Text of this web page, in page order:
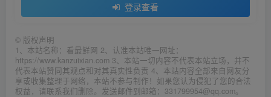
登录查看
© 版权声明
1、本站名称：看最鲜网 2、认准本站唯一网址：
https://www.kanzuixian.com 3、本站一切内容不代表本站立场，并不
代表本站赞同其观点和对其真实性负责 4、本站内容全部来自网友分
享或收集整理于网络，本站不参与制作！如果您认为侵犯了您的合法
权益，请联系我们删除。发送邮件到邮箱：331799954@qq.com。